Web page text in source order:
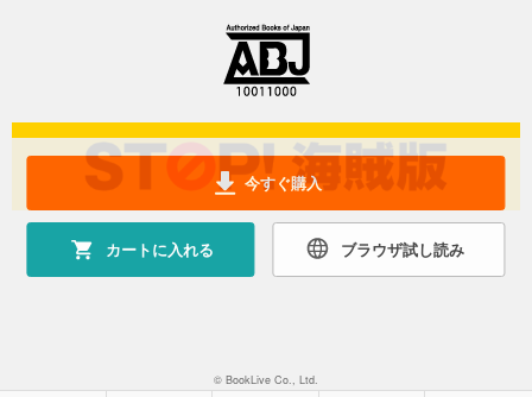
今すぐ購入
カートに入れる ブラウザ試し読み
© BookLive Co., Ltd.